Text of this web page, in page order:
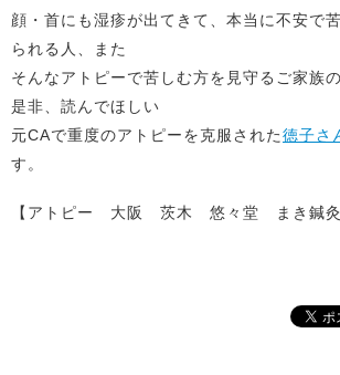
顔・首にも湿疹が出てきて、本当に不安で
られる人、また
そんなアトピーで苦しむ方を見守るご家族
是非、読んでほしい
元CAで重度のアトピーを克服された徳子さ
す。
【アトピー 大阪 茨木 悠々堂 まき鍼灸